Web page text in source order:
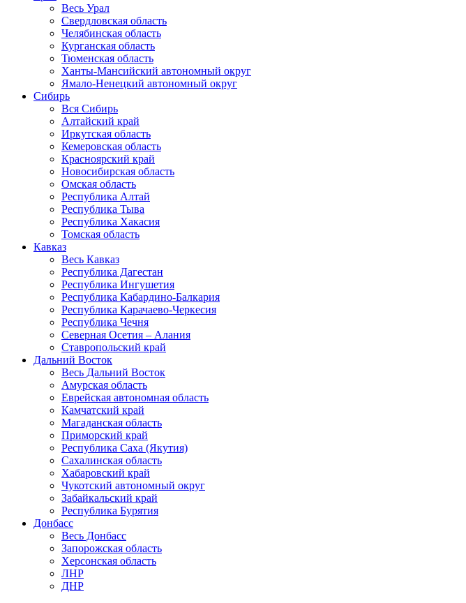
Весь Урал
Свердловская область
Челябинская область
Курганская область
Тюменская область
Ханты-Мансийский автономный округ
Ямало-Ненецкий автономный округ
Сибирь
Вся Сибирь
Алтайский край
Иркутская область
Кемеровская область
Красноярский край
Новосибирская область
Омская область
Республика Алтай
Республика Тыва
Республика Хакасия
Томская область
Кавказ
Весь Кавказ
Республика Дагестан
Республика Ингушетия
Республика Кабардино-Балкария
Республика Карачаево-Черкесия
Республика Чечня
Северная Осетия – Алания
Ставропольский край
Дальний Восток
Весь Дальний Восток
Амурская область
Еврейская автономная область
Камчатский край
Магаданская область
Приморский край
Республика Саха (Якутия)
Сахалинская область
Хабаровский край
Чукотский автономный округ
Забайкальский край
Республика Бурятия
Донбасс
Весь Донбасс
Запорожская область
Херсонская область
ЛНР
ДНР